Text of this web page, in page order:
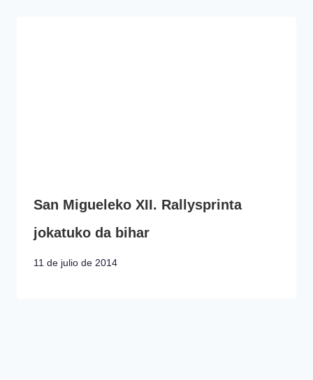
San Migueleko XII. Rallysprinta
jokatuko da bihar
11 de julio de 2014